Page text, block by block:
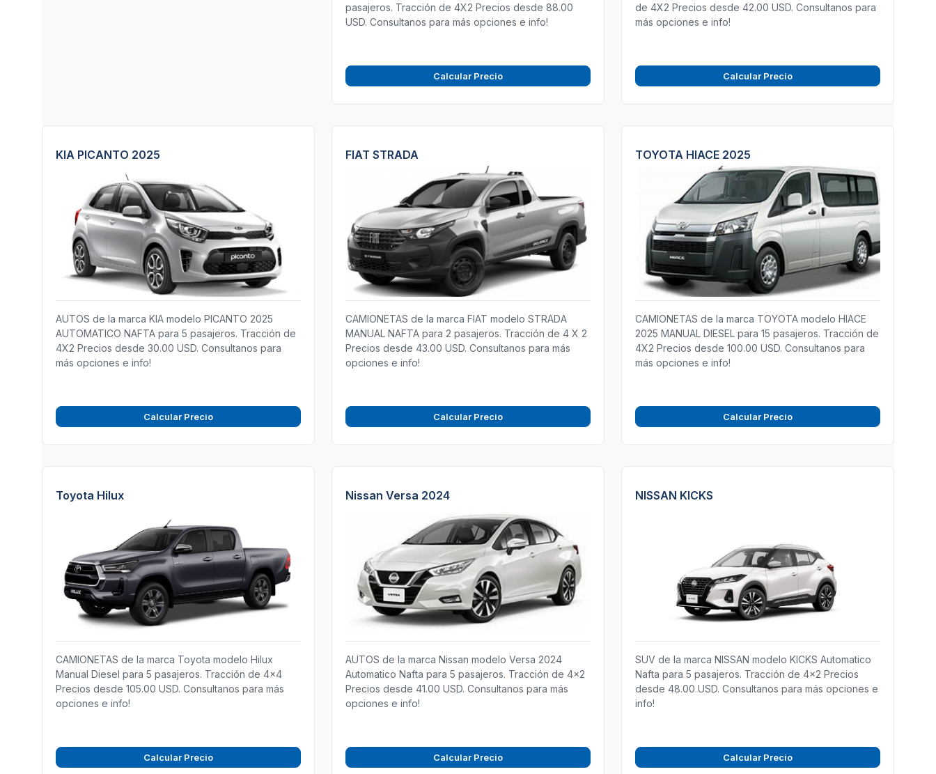
pasajeros. Tracción de 4X2 Precios desde 88.00
USD. Consultanos para más opciones e info!
Calcular Precio
de 4X2 Precios desde 42.00 USD. Consultanos para
más opciones e info!
Calcular Precio
KIA PICANTO 2025
AUTOS de la marca KIA modelo PICANTO 2025
AUTOMATICO NAFTA para 5 pasajeros. Tracción de
4X2 Precios desde 30.00 USD. Consultanos para
más opciones e info!
Calcular Precio
FIAT STRADA
CAMIONETAS de la marca FIAT modelo STRADA
MANUAL NAFTA para 2 pasajeros. Tracción de 4 X 2
Precios desde 43.00 USD. Consultanos para más
opciones e info!
Calcular Precio
TOYOTA HIACE 2025
CAMIONETAS de la marca TOYOTA modelo HIACE
2025 MANUAL DIESEL para 15 pasajeros. Tracción de
4X2 Precios desde 100.00 USD. Consultanos para
más opciones e info!
Calcular Precio
Toyota Hilux
CAMIONETAS de la marca Toyota modelo Hilux
Manual Diesel para 5 pasajeros. Tracción de 4x4
Precios desde 105.00 USD. Consultanos para más
opciones e info!
Calcular Precio
Nissan Versa 2024
AUTOS de la marca Nissan modelo Versa 2024
Automatico Nafta para 5 pasajeros. Tracción de 4x2
Precios desde 41.00 USD. Consultanos para más
opciones e info!
Calcular Precio
NISSAN KICKS
SUV de la marca NISSAN modelo KICKS Automatico
Nafta para 5 pasajeros. Tracción de 4x2 Precios
desde 48.00 USD. Consultanos para más opciones e
info!
Calcular Precio